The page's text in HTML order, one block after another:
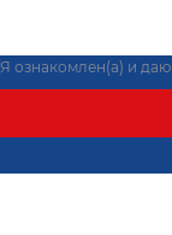
Я ознакомлен(а) и даю